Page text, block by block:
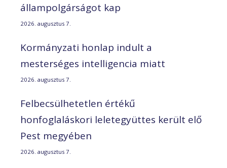
állampolgárságot kap
2026. augusztus 7.
Kormányzati honlap indult a
mesterséges intelligencia miatt
2026. augusztus 7.
Felbecsülhetetlen értékű
honfoglaláskori leletegyüttes került elő
Pest megyében
2026. augusztus 7.